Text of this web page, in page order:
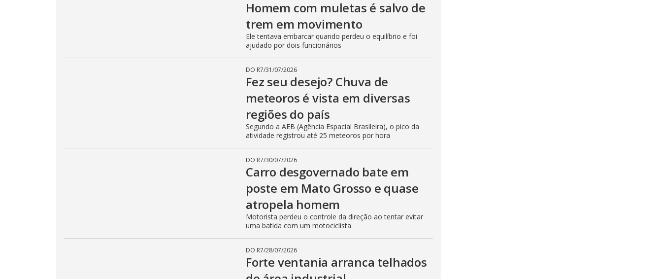
DO R7/ 05/08/2026
Carro quebra no meio de rodovia
e quase provoca grave acidente
nos EUA
Motorista por pouco não foi atropelado por veículo que
trafegava na pista de alta velocidade
DO R7/03/08/2026
Acidente em rodovia: quatro
pessoas ficam feridas após carro
capotar e pegar fogo
Motorista perdeu o controle da direção; chamas se
espalharam rapidamente
DO R7/31/07/2026
Homem com muletas é salvo de